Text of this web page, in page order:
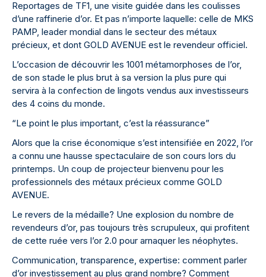
Reportages de TF1, une visite guidée dans les coulisses
d’une raffinerie d’or. Et pas n’importe laquelle: celle de MKS
PAMP, leader mondial dans le secteur des métaux
précieux, et dont GOLD AVENUE est le revendeur officiel.
L’occasion de découvrir les 1001 métamorphoses de l’or,
de son stade le plus brut à sa version la plus pure qui
servira à la confection de lingots vendus aux investisseurs
des 4 coins du monde.
“Le point le plus important, c’est la réassurance”
Alors que la crise économique s’est intensifiée en 2022, l’or
a connu une hausse spectaculaire de son cours lors du
printemps. Un coup de projecteur bienvenu pour les
professionnels des métaux précieux comme GOLD
AVENUE.
Le revers de la médaille? Une explosion du nombre de
revendeurs d’or, pas toujours très scrupuleux, qui profitent
de cette ruée vers l’or 2.0 pour arnaquer les néophytes.
Communication, transparence, expertise: comment parler
d’or investissement au plus grand nombre? Comment